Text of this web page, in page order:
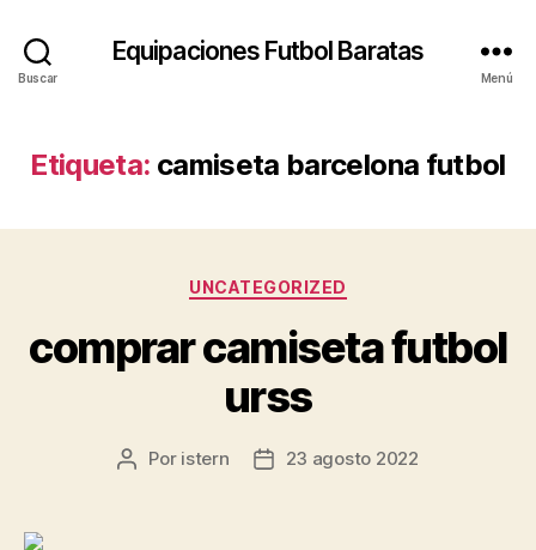
Buscar
Equipaciones Futbol Baratas
Menú
Etiqueta: camiseta barcelona futbol
Categorías
UNCATEGORIZED
comprar camiseta futbol
urss
Autor
Por istern
Fecha23 agosto 2022